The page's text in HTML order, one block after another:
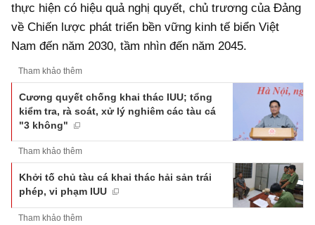
thực hiện có hiệu quả nghị quyết, chủ trương của Đảng
về Chiến lược phát triển bền vững kinh tế biển Việt
Nam đến năm 2030, tầm nhìn đến năm 2045.
Tham khảo thêm
Cương quyết chống khai thác IUU; tổng
kiểm tra, rà soát, xử lý nghiêm các tàu cá
"3 không"
Tham khảo thêm
Khởi tố chủ tàu cá khai thác hải sản trái
phép, vi phạm IUU
Tham khảo thêm